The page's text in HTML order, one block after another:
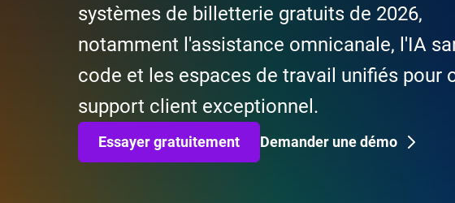
systèmes de billetterie gratuits de 2026,
notamment l'assistance omnicanale, l'IA
code et les espaces de travail unifiés pour
support client exceptionnel.
Essayer gratuitement Demander une démo